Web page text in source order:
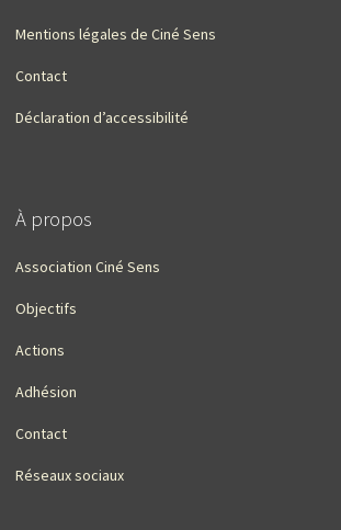
Mentions légales de Ciné Sens
Contact
Déclaration d’accessibilité
À propos
Association Ciné Sens
Objectifs
Actions
Adhésion
Contact
Réseaux sociaux